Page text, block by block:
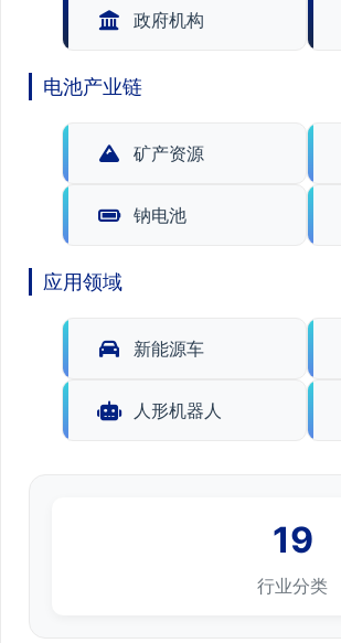
政府机构
电池产业链
矿产资源
钠电池
应用领域
新能源车
人形机器人
19
行业分类